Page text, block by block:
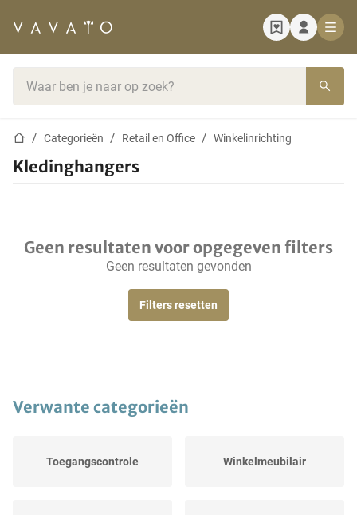
StartpaginaCategorieën Retail en Office Winkelinrichting
Kledinghangers
Geen resultaten voor opgegeven filters
Geen resultaten gevonden
Filters resetten
Verwante categorieën
Toegangscontrole Winkelmeubilair